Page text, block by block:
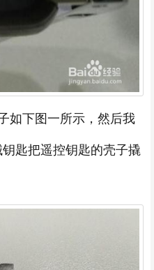
如下图一所示，然后我
匙把遥控钥匙的壳子撬